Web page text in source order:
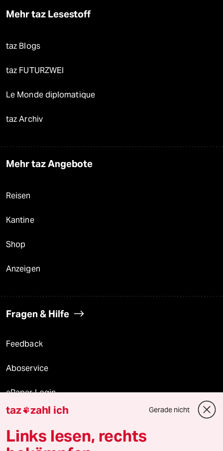
Mehr taz Lesestoff
taz Blogs
taz FUTURZWEI
Le Monde diplomatique
taz Archiv
Mehr taz Angebote
Reisen
Kantine
Shop
Anzeigen
Fragen & Hilfe
Feedback
Aboservice
ePaper Login
Downloads für Abonnierende
taz zahl ich Gerade nicht
Links lesen, rechts